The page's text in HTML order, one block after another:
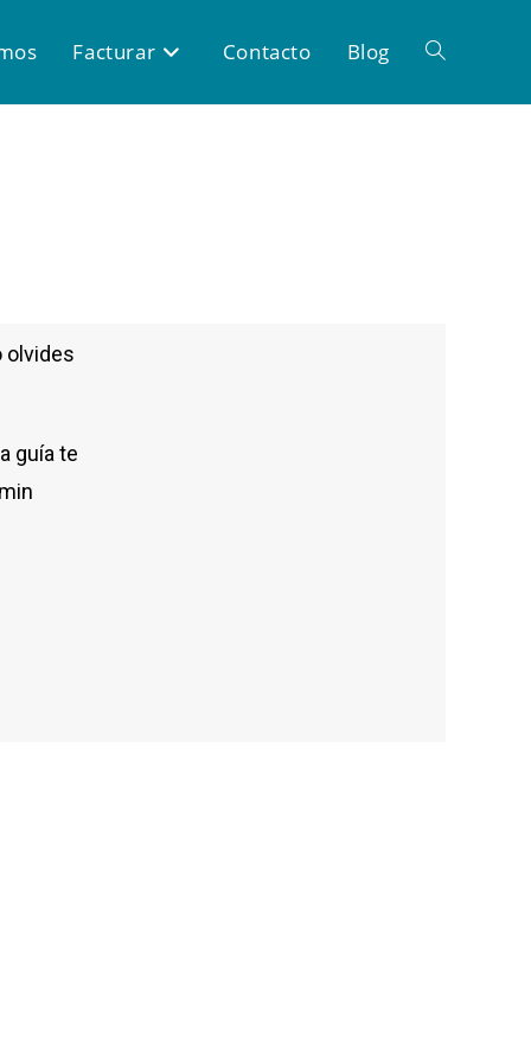
Facturar Contacto Blog
olvides
guía te